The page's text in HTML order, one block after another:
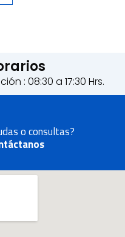
: 08:30 a 17:30 Hrs.
o consultas?